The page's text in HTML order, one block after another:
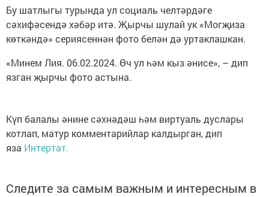
Бу шатлыгы турында ул социаль челтәрдәге
сәхифәсендә хәбәр итә. Җырчы шулай ук «Могҗиза
көткәндә» сериясеннән фото белән дә уртаклашкан.
«Минем Лия. 06.02.2024. Өч ул һәм кыз әнисе», – дип
язган җырчы фото астына.
Күп балалы әнине сәхнәдәш һәм виртуаль дуслары
котлап, матур комментарийлар калдырган, дип
яза Интертат.
Следите за самым важным и интересным в